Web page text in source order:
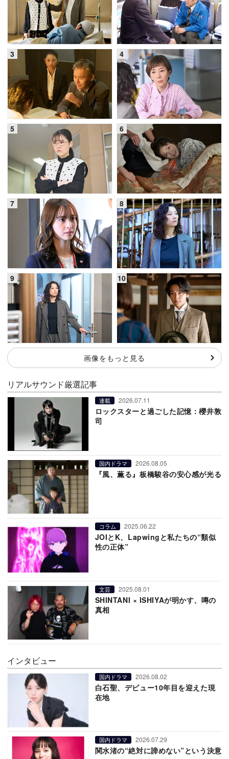
画像をもっと見る
リアルサウンド厳選記事
連載 2026.07.11
ロックスターと過ごした記憶：櫻井敦
司
国内ドラマ 2026.08.05
『風、薫る』板橋駿谷の安心感が光る
コラム 2025.06.22
JOIとK、Lapwingと私たちの“類似
性の正体”
文芸 2025.08.01
SHINTANI × ISHIYAが明かす、噂の
真相
インタビュー
国内ドラマ 2026.08.02
白石聖、デビュー10年目を迎えた現
在地
国内ドラマ 2026.07.29
関水渚の“絶対に諦めない”という決意